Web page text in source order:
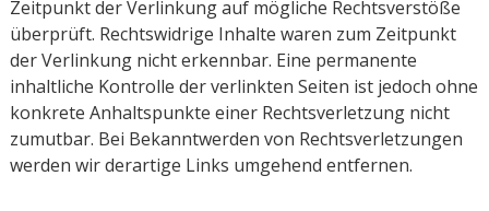
Zeitpunkt der Verlinkung auf mögliche Rechtsverstöße
überprüft. Rechtswidrige Inhalte waren zum Zeitpunkt
der Verlinkung nicht erkennbar. Eine permanente
inhaltliche Kontrolle der verlinkten Seiten ist jedoch ohne
konkrete Anhaltspunkte einer Rechtsverletzung nicht
zumutbar. Bei Bekanntwerden von Rechtsverletzungen
werden wir derartige Links umgehend entfernen.